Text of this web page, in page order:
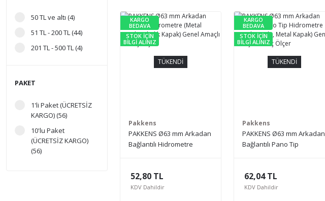
50 TL ve altı (4)
51 TL - 200 TL (44)
201 TL - 500 TL (4)
PAKET
1'li Paket (ÜCRETSİZ
KARGO) (56)
10'lu Paket
(ÜCRETSİZ KARGO)
(56)
TÜKENDİ
KARGO
BEDAVA
STOK İÇİN
BİLGİ ALINIZ
Pakkens
PAKKENS Ø63 mm Arkadan
Bağlantılı Hidrometre
Basınç Ölçer
52,80 TL
KDV Dahildir
TÜKENDİ
KARGO
BEDAVA
STOK İÇİN
BİLGİ ALINIZ
Pakkens
PAKKENS Ø63 mm Arkadan
Bağlantılı Pano Tip
Basınç Ölçer
62,04 TL
KDV Dahildir